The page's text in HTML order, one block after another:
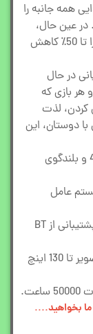
همه جانبه را
در عین حال،
فناوری سرکوب نویز ما صدای فن های خنک کننده را تا 50٪ کاهش
در حال
هر بازی که
کردن، لذت
دوستان، این
پشتیبانی Native HD با قابلیت تبدیل تصویر به 4K و بلندگوی
و سیستم عامل
-دارای WIFI-6 2.4G/5.8G Dual WIFI IEEE802 و پشتیبانی از BT
-زاویه پرتاب انعطاف پذیر 180 درجه و بزرگنمایی تصویر تا 130 اینچ
ما بخواهید....